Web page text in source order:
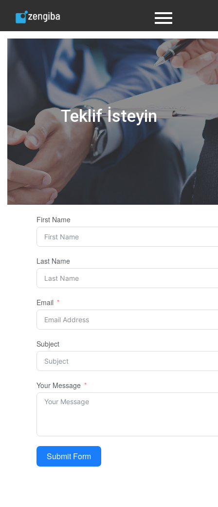
Teklif İsteyin
First Name
Last Name
Email
Subject
Your Message
Submit Form